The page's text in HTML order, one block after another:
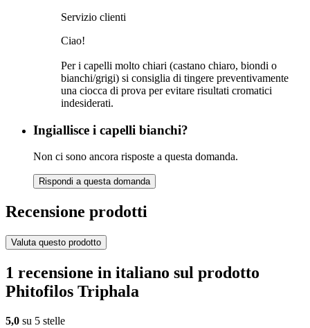
Servizio clienti
Ciao!
Per i capelli molto chiari (castano chiaro, biondi o
bianchi/grigi) si consiglia di tingere preventivamente
una ciocca di prova per evitare risultati cromatici
indesiderati.
Ingiallisce i capelli bianchi?
Non ci sono ancora risposte a questa domanda.
Rispondi a questa domanda
Recensione prodotti
Valuta questo prodotto
1 recensione in italiano sul prodotto
Phitofilos Triphala
5,0 su 5 stelle